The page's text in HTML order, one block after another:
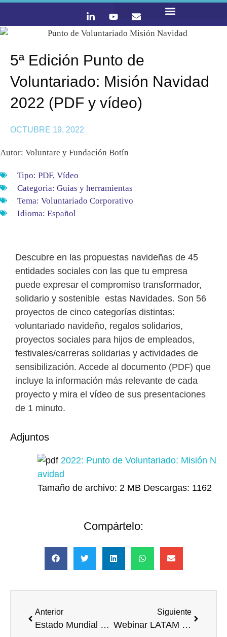
5ª Edición Punto de
Voluntariado: Misión Navidad
2022 (PDF y vídeo)
OCTUBRE 19, 2022
Autor: Voluntare y Fundación Botín
Tipo: PDF, Vídeo
Categoria: Guías y herramientas
Tema: Voluntariado Corporativo
Idioma: Español
Descubre en las propuestas navideñas de 45
entidades sociales con las que tu empresa
puede expresar el compromiso transformador,
solidario y sostenible estas Navidades. Son 56
proyectos de cinco categorías distintas:
voluntariado navideño, regalos solidarios,
proyectos sociales para hijos de empleados,
festivales/carreras solidarias y actividades de
sensibilización. Accede al documento (PDF) que
incluye la información más relevante de cada
proyecto y mira el vídeo de sus presentaciones
de 1 minuto.
Adjuntos
2022: Punto de Voluntariado: Misión N
avidad
Tamaño de archivo: 2 MB Descargas: 1162
Compártelo:
Anterior
Estado Mundial de Salud del Voluntariado Corporativo y Agenda para el Futuro (IAVE)
Siguiente
Webinar LATAM ‘Como gestionar el creciente compromiso social de los empleados’